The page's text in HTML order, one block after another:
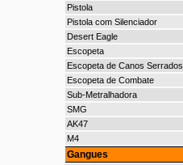
Pistola
Pistola com Silenciador
Desert Eagle
Escopeta
Escopeta de Canos Serrados
Escopeta de Combate
Sub-Metralhadora
SMG
AK47
M4
Gangues